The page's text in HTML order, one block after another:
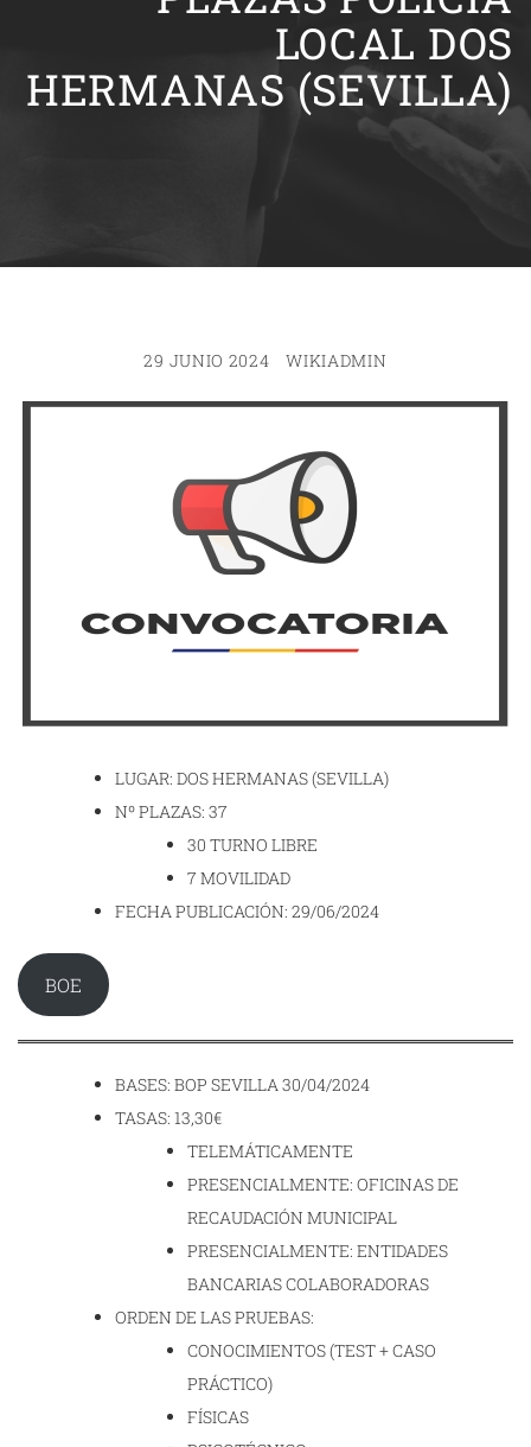
LOCAL DOS
HERMANAS (SEVILLA)
29 JUNIO 2024 WIKIADMIN
LUGAR: DOS HERMANAS (SEVILLA)
Nº PLAZAS: 37
30 TURNO LIBRE
7 MOVILIDAD
FECHA PUBLICACIÓN: 29/06/2024
BOE
BASES: BOP SEVILLA 30/04/2024
TASAS: 13,30€
TELEMÁTICAMENTE
PRESENCIALMENTE: OFICINAS DE
RECAUDACIÓN MUNICIPAL
PRESENCIALMENTE: ENTIDADES
BANCARIAS COLABORADORAS
ORDEN DE LAS PRUEBAS:
CONOCIMIENTOS (TEST + CASO
PRÁCTICO)
FÍSICAS